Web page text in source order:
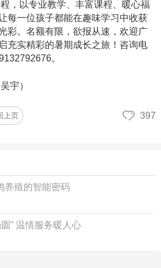
，以专业教学、丰富课程、暖心福
每一位孩子都能在趣味学习中收获
彩。名额有限，欲报从速，欢迎广
充实精彩的暑期成长之旅！咨询电
。
宇）
上页 397
养殖的智能密码
” 温情服务暖人心